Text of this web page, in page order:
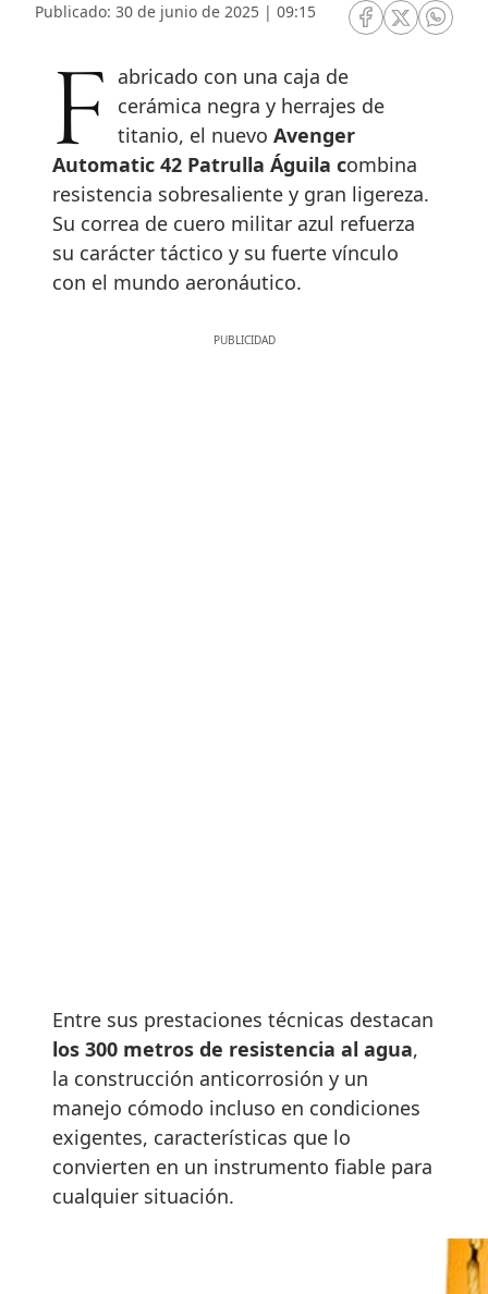
Publicado: 30 de junio de 2025 | 09:15
RRSS Facebook
RRSSRRSS
Fabricado con una caja de cerámica negra y herrajes de
titanio, el nuevoAvenger
Automatic 42 Patrulla Águila combina
resistencia sobresaliente y gran ligereza.
Su correa de cuero militar azul refuerza
su carácter táctico y su fuerte vínculo
con el mundo aeronáutico.
Entre sus prestaciones técnicas destacan
los 300 metros de resistencia al agua,
la construcción anticorrosión y un
manejo cómodo incluso en condiciones
exigentes, características que lo
convierten en un instrumento fiable para
cualquier situación.